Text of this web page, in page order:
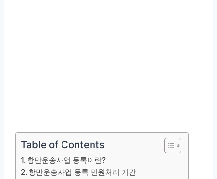
Table of Contents
항만운송사업 등록이란?
항만운송사업 등록 민원처리 기간